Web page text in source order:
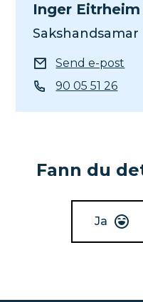
Inger Eitrheim
Sakshandsamar
E-postSend e-post
Telefon90 05 51 26
Fann du
Ja